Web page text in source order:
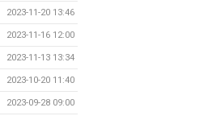
2023-11-20 13:46
2023-11-16 12:00
2023-11-13 13:34
2023-10-20 11:40
2023-09-28 09:00